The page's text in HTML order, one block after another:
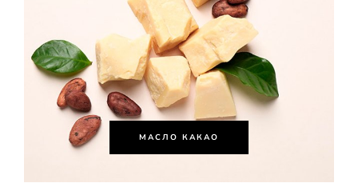
МАСЛО КАКАО